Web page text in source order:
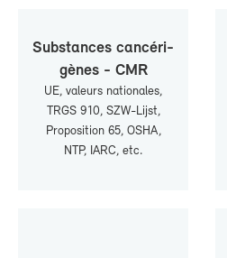
Sub­stances can­cé­ri­
gènes - CMR
UE, va­leurs na­tio­nales,
TRGS 910, SZW-​Lijst,
Pro­po­si­tion 65, OSHA,
NTP, IARC, etc.